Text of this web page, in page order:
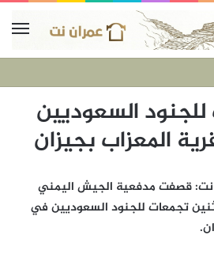
السعوديين
المعزاب بجيزان
نت: قصفت مدفعية الجيش اليمني
تجمعات للجنود السعوديين في